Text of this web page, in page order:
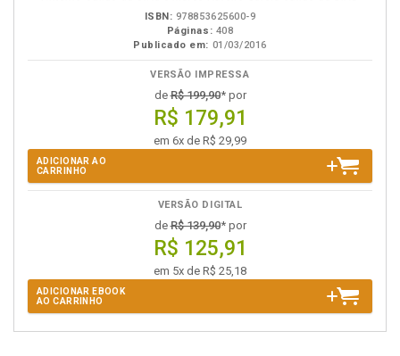
ISBN: 978853625600-9
Páginas: 408
Publicado em: 01/03/2016
VERSÃO IMPRESSA
deR$ 199,90* por
R$ 179,91
em 6x de R$ 29,99
ADICIONAR AO
CARRINHO
VERSÃO DIGITAL
deR$ 139,90* por
R$ 125,91
em 5x de R$ 25,18
ADICIONAR EBOOK
AO CARRINHO